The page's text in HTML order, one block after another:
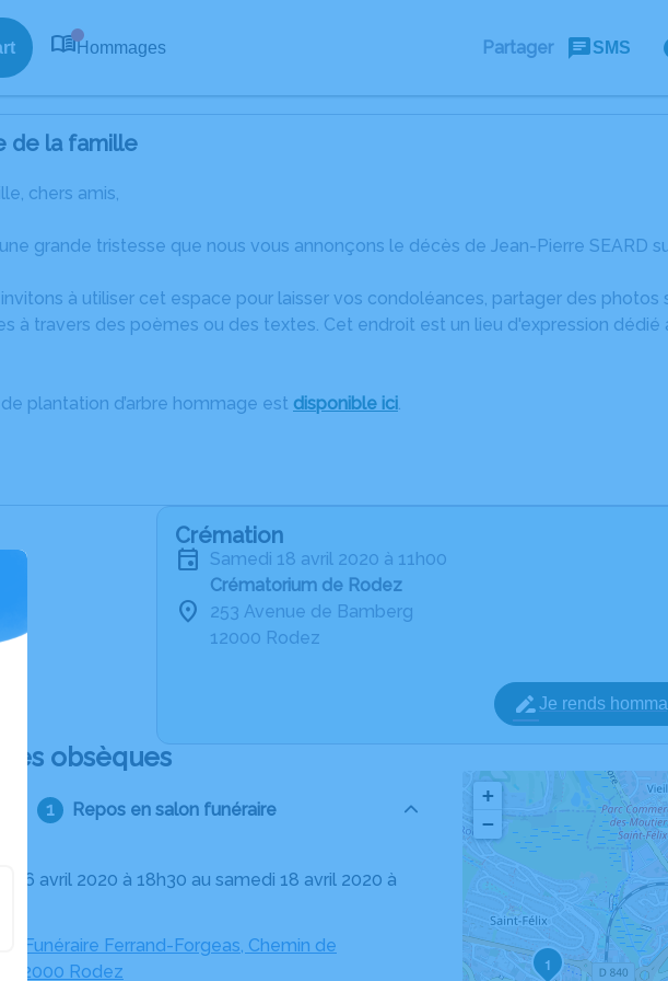
Hommages Partager SMS
de la famille
chers amis,
une grande tristesse que nous vous annonçons le décès de Jean-Pierre SEARD
à utiliser cet espace pour laisser vos condoléances, partager des
à travers des poèmes ou des textes. Cet endroit est un lieu d'expression
plantation d’arbre hommage est disponible ici.
Crémation
samedi 18 avril 2020 à 11h00
Crématorium de Rodez
253 Avenue de Bamberg
12000 Rodez
Je rends
obsèques
Repos en salon funéraire
Funéraire Ferrand-Forgeas, Chemin de
12000 Rodez
1
+
−